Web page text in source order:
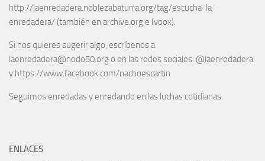
http://laenredadera.noblezabaturra.org/tag/escucha-la-
enredadera/ (también en archive.org e Ivoox).
Si nos quieres sugerir algo, escríbenos a
laenredadera@nodo50.org o en las redes sociales: @laenredadera
y https://www.facebook.com/nachoescartin
Seguimos enredadas y enredando en las luchas cotidianas.
ENLACES